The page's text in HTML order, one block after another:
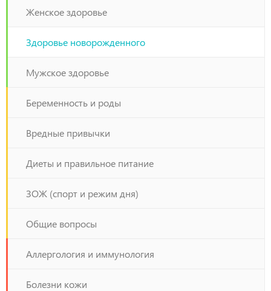
Женское здоровье
Здоровье новорожденного
Мужское здоровье
Беременность и роды
Вредные привычки
Диеты и правильное питание
ЗОЖ (спорт и режим дня)
Общие вопросы
Аллергология и иммунология
Болезни кожи